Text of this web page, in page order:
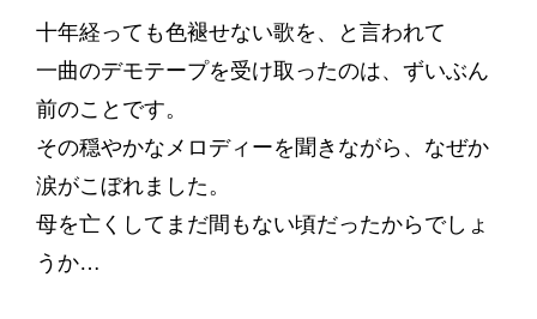
十年経っても色褪せない歌を、と言われて
一曲のデモテープを受け取ったのは、ずいぶん
前のことです。
その穏やかなメロディーを聞きながら、なぜか
涙がこぼれました。
母を亡くしてまだ間もない頃だったからでしょ
うか…